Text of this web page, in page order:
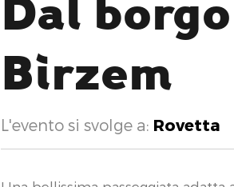
Dal
Birzem
L'evento si svolge a: Rovetta